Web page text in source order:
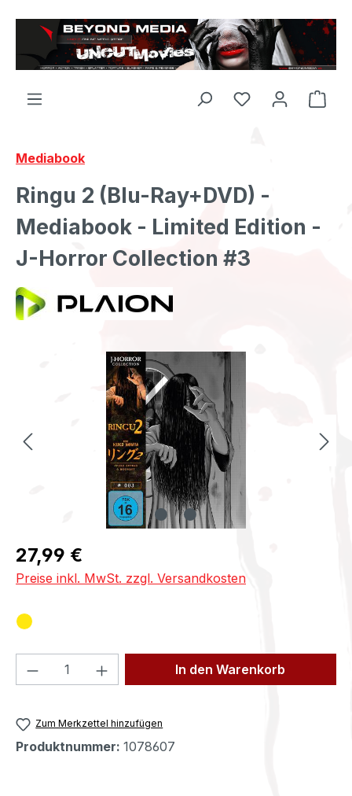
Zum Hauptinhalt springen
Mediabook
Ringu 2 (Blu-Ray+DVD) -
Mediabook - Limited Edition -
J-Horror Collection #3
Bildergalerie überspringen
Regulärer Preis:
27,99 €
Preise inkl. MwSt. zzgl. Versandkosten
Produkt Anzahl: Gib denIn den Warenkorb
Zum Merkzettel hinzufügen
Produktnummer: 1078607